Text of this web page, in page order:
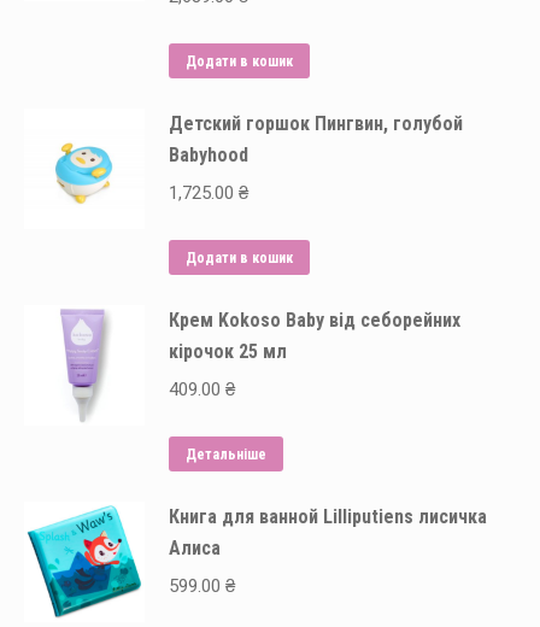
Додати в кошик
Детский горшок Пингвин, голубой
Babyhood
1,725.00 ₴
Додати в кошик
Крем Kokoso Baby від себорейних
кірочок 25 мл
409.00 ₴
Детальніше
Книга для ванной Lilliputiens лисичка
Алиса
599.00 ₴